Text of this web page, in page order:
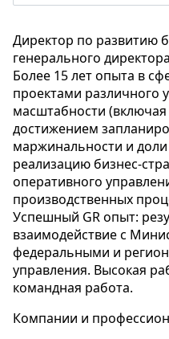
Директор по развитию
генерального директора
Более 15 лет опыта в
проектами различного
масштабности
достижением
маржинальности и
реализацию бизнес-
оперативного
производственных
Успешный GR опыт:
взаимодействие с
федеральными и
управления. Высокая
командная работа.
Компании и